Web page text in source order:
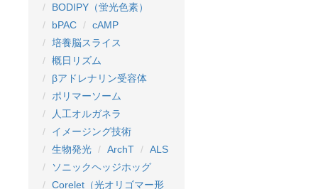
BODIPY（蛍光色素）
bPAC
cAMP
培養脳スライス
概日リズム
βアドレナリン受容体
ポリマーソーム
人工オルガネラ
イメージング技術
生物発光
ArchT
ALS
ソニックヘッジホッグ
Corelet（光オリゴマー形